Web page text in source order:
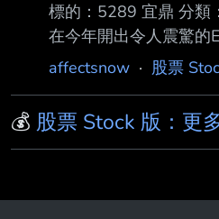
標的：5289 宜鼎 分類
在今年開出令人震驚的
驚 Q1 57.49元、Q2
望400以上 基本上跟群
就連華邦電、南亞科 以
庫存的記憶體廠 這些
affectsnow · 股票
💰 股票 Stock 版：更